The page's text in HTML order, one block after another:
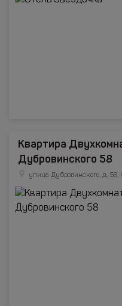
Квартира
Дубровинского 58
улица Дубровинского, д. 58,